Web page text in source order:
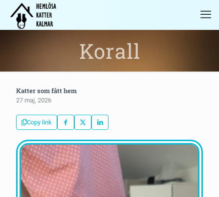
Korall
Katter som fått hem
27 maj, 2026
Copy link